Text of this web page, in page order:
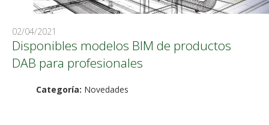
02/04/2021
Disponibles modelos BIM de productos
DAB para profesionales
Categoría: Novedades